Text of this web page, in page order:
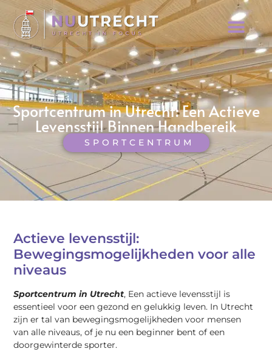
Sportcentrum in Utrecht: Een Actieve
Levensstijl Binnen Handbereik
SPORTCENTRUM
Actieve levensstijl:
Bewegingsmogelijkheden voor alle
niveaus
Sportcentrum in Utrecht, Een actieve levensstijl is
essentieel voor een gezond en gelukkig leven. In Utrecht
zijn er tal van bewegingsmogelijkheden voor mensen
van alle niveaus, of je nu een beginner bent of een
doorgewinterde sporter.